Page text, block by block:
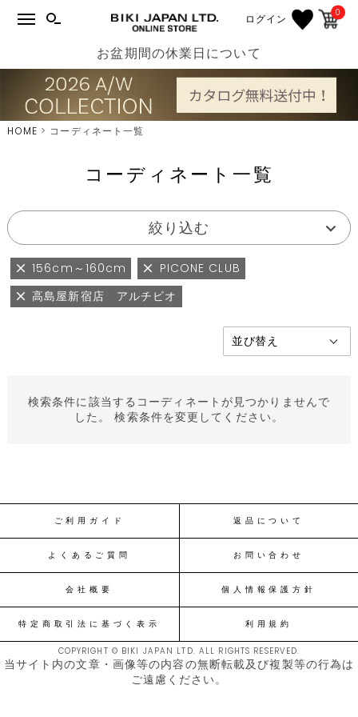
ログイン 0
お盆期間の休業日について
HOME コーディネート一覧
コーディネート一覧
絞り込む
156cm～160cm
PICONE CLUB
高島屋新宿店 アルチビオ
検索条件に該当するコーディネートが見つかりませんで
した。 検索条件を変更してください。
ご利用ガイド 返品について
よくあるご質問 お問い合わせ
会社概要 個人情報保護方針
特定商取引法に基づく表示 利用規約
COPYRIGHT © BIKI JAPAN LTD. ALL RIGHTS RESERVED.
当サイト内の文章・画像等の内容の無断転載及び複製等の行為は
ご遠慮ください。